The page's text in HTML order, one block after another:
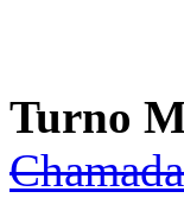
Turno